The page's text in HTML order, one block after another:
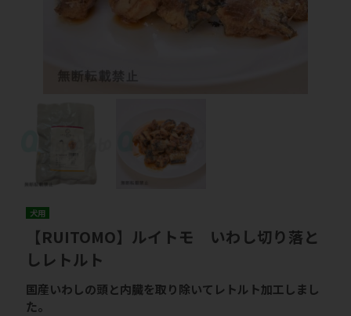
犬用
【RUITOMO】ルイトモ いわし切り落と
しレトルト
国産いわしの頭と内臓を取り除いてレトルト加工しまし
た。